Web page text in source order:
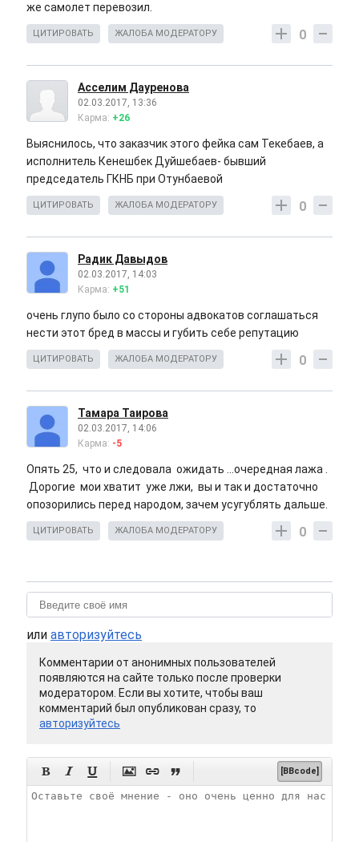
же самолет перевозил.
0
ЦИТИРОВАТЬ ЖАЛОБА МОДЕРАТОРУ
Асселим Дауренова
02.03.2017, 13:36
Карма: +26
Выяснилось, что заказчик этого фейка сам Текебаев, а
исполнитель Кенешбек Дуйшебаев- бывший
председатель ГКНБ при Отунбаевой
0
ЦИТИРОВАТЬ ЖАЛОБА МОДЕРАТОРУ
Радик Давыдов
02.03.2017, 14:03
Карма: +51
очень глупо было со стороны адвокатов соглашаться
нести этот бред в массы и губить себе репутацию
0
ЦИТИРОВАТЬ ЖАЛОБА МОДЕРАТОРУ
Тамара Таирова
02.03.2017, 14:06
Карма: -5
Опять 25, что и следовала ожидать ...очередная лажа .
Дорогие мои хватит уже лжи, вы и так и достаточно
опозорились перед народом, зачем усугублять дальше.
0
ЦИТИРОВАТЬ ЖАЛОБА МОДЕРАТОРУ
или авторизуйтесь
Комментарии от анонимных пользователей
появляются на сайте только после проверки
модератором. Если вы хотите, чтобы ваш
комментарий был опубликован сразу, то
авторизуйтесь
      [BBcode]